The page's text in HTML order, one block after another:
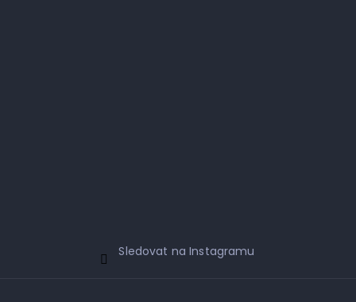
Sledovat na Instagramu